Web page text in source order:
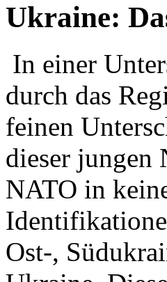
Ukraine:
In einer
durch das
feinen
dieser jungen
NATO in
Ost-,